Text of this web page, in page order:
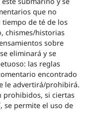
que no
de té de los
chismes/historias
sobre
eliminará y se
las reglas
encontrado
le advertirá/prohibirá.
prohibidos, si ciertas
se permite el uso de